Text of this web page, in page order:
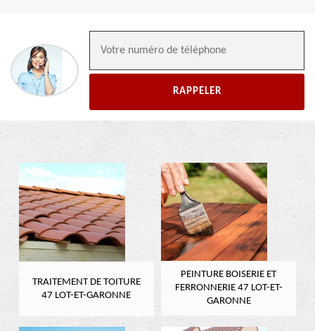
TRAITEMENT DE TOITURE
47 LOT-ET-GARONNE
PEINTURE BOISERIE ET
FERRONNERIE 47 LOT-ET-
GARONNE